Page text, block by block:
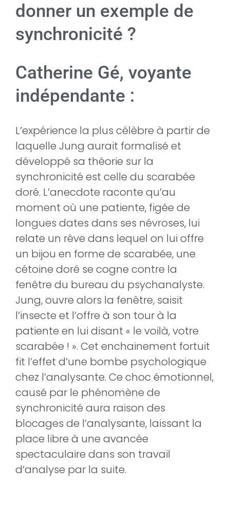
donner un exemple de
synchronicité ?
Catherine Gé, voyante
indépendante :
L’expérience la plus célèbre à partir de
laquelle Jung aurait formalisé et
développé sa théorie sur la
synchronicité est celle du scarabée
doré. L’anecdote raconte qu’au
moment où une patiente, figée de
longues dates dans ses névroses, lui
relate un rêve dans lequel on lui offre
un bijou en forme de scarabée, une
cétoine doré se cogne contre la
fenêtre du bureau du psychanalyste.
Jung, ouvre alors la fenêtre, saisit
l’insecte et l’offre à son tour à la
patiente en lui disant « le voilà, votre
scarabée ! ». Cet enchainement fortuit
fit l’effet d’une bombe psychologique
chez l’analysante. Ce choc émotionnel,
causé par le phénomène de
synchronicité aura raison des
blocages de l’analysante, laissant la
place libre à une avancée
spectaculaire dans son travail
d’analyse par la suite.